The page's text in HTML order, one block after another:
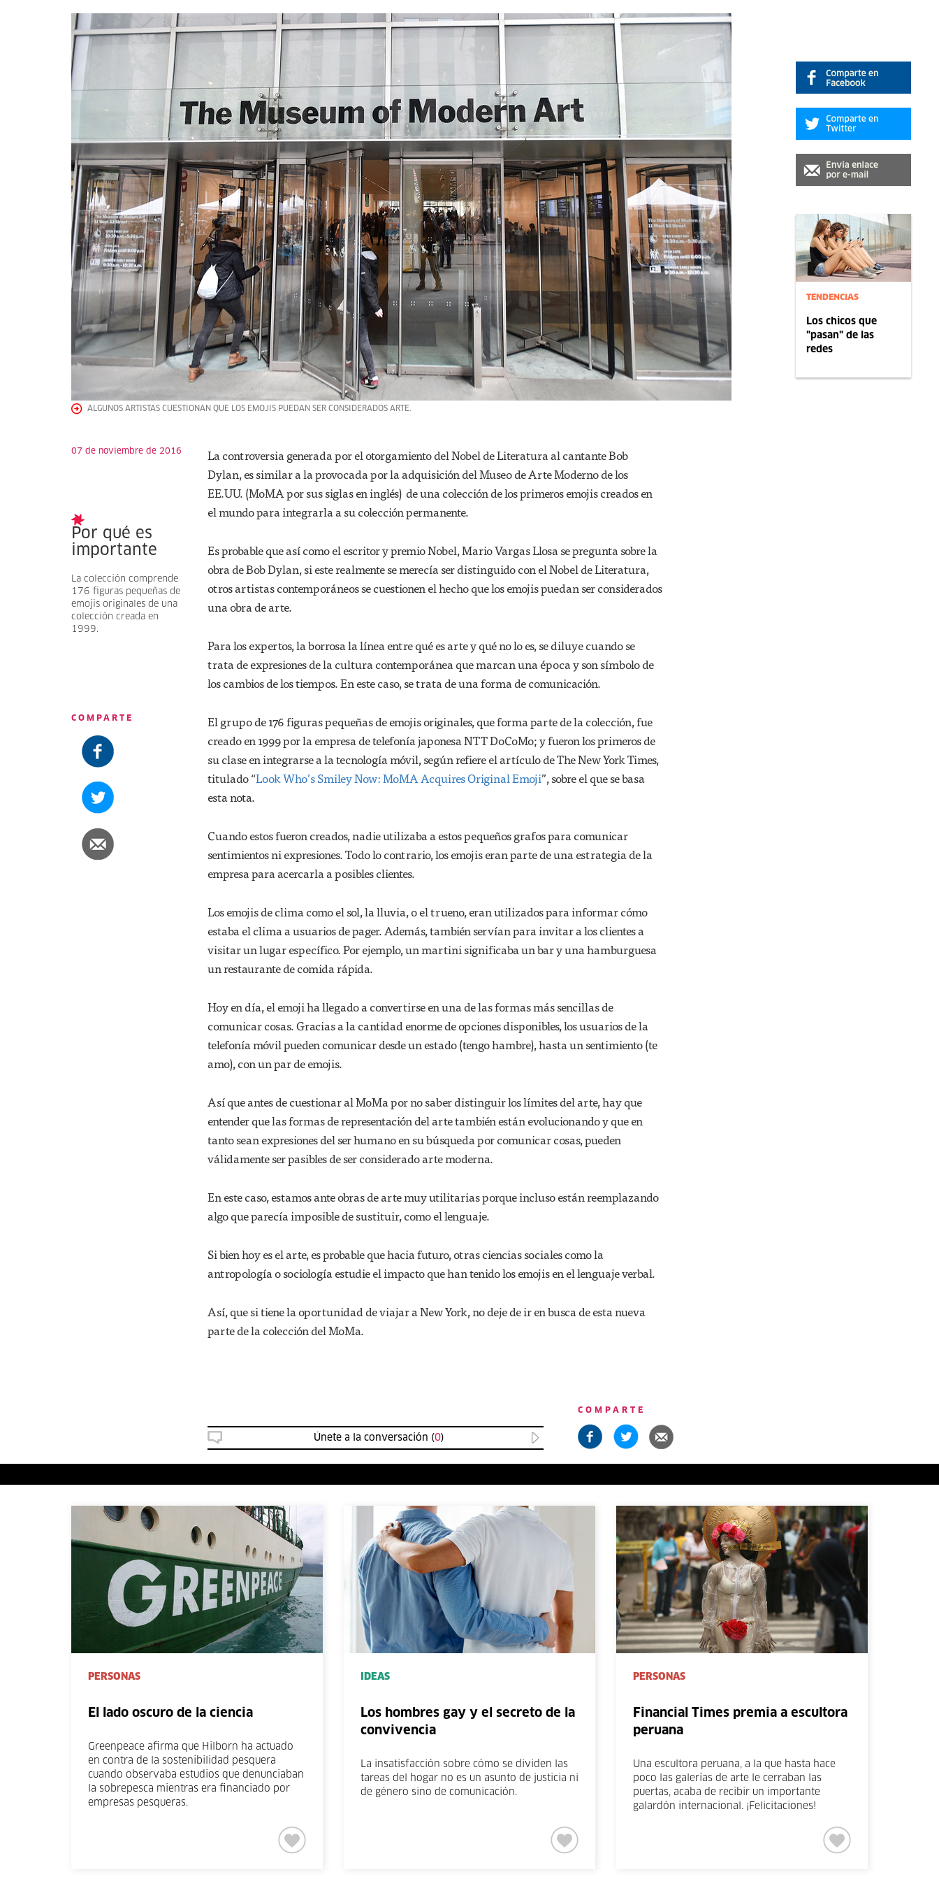
TENDENCIAS
Los chicos que
"pasan" de las
redes
ALGUNOS ARTISTAS CUESTIONAN QUE LOS EMOJIS PUEDAN SER CONSIDERADOS ARTE.
07 de noviembre de 2016
Por qué es
importante
La colección comprende
176 figuras pequeñas de
emojis originales de una
colección creada en
1999.
COMPARTE
La controversia generada por el otorgamiento del Nobel de Literatura al cantante Bob
Dylan, es similar a la provocada por la adquisición del Museo de Arte Moderno de los
EE.UU. (MoMA por sus siglas en inglés) de una colección de los primeros emojis creados en
el mundo para integrarla a su colección permanente.
Es probable que así como el escritor y premio Nobel, Mario Vargas Llosa se pregunta sobre la
obra de Bob Dylan, si este realmente se merecía ser distinguido con el Nobel de Literatura,
otros artistas contemporáneos se cuestionen el hecho que los emojis puedan ser considerados
una obra de arte.
Para los expertos, la borrosa la línea entre qué es arte y qué no lo es, se diluye cuando se
trata de expresiones de la cultura contemporánea que marcan una época y son símbolo de
los cambios de los tiempos. En este caso, se trata de una forma de comunicación.
El grupo de 176 figuras pequeñas de emojis originales, que forma parte de la colección, fue
creado en 1999 por la empresa de telefonía japonesa NTT DoCoMo; y fueron los primeros de
su clase en integrarse a la tecnología móvil, según refiere el artículo de The New York Times,
titulado “Look Who’s Smiley Now: MoMA Acquires Original Emoji”, sobre el que se basa
esta nota.
Cuando estos fueron creados, nadie utilizaba a estos pequeños grafos para comunicar
sentimientos ni expresiones. Todo lo contrario, los emojis eran parte de una estrategia de la
empresa para acercarla a posibles clientes.
Los emojis de clima como el sol, la lluvia, o el trueno, eran utilizados para informar cómo
estaba el clima a usuarios de pager. Además, también servían para invitar a los clientes a
visitar un lugar específico. Por ejemplo, un martini significaba un bar y una hamburguesa
un restaurante de comida rápida.
Hoy en día, el emoji ha llegado a convertirse en una de las formas más sencillas de
comunicar cosas. Gracias a la cantidad enorme de opciones disponibles, los usuarios de la
telefonía móvil pueden comunicar desde un estado (tengo hambre), hasta un sentimiento (te
amo), con un par de emojis.
Así que antes de cuestionar al MoMa por no saber distinguir los límites del arte, hay que
entender que las formas de representación del arte también están evolucionando y que en
tanto sean expresiones del ser humano en su búsqueda por comunicar cosas, pueden
válidamente ser pasibles de ser considerado arte moderna.
En este caso, estamos ante obras de arte muy utilitarias porque incluso están reemplazando
algo que parecía imposible de sustituir, como el lenguaje.
Si bien hoy es el arte, es probable que hacia futuro, otras ciencias sociales como la
antropología o sociología estudie el impacto que han tenido los emojis en el lenguaje verbal.
Así, que si tiene la oportunidad de viajar a New York, no deje de ir en busca de esta nueva
parte de la colección del MoMa.
Únete a la conversación (0)
COMPARTE
PERSONAS
El lado oscuro de la ciencia
Greenpeace afirma que Hilborn ha actuado
en contra de la sostenibilidad pesquera
cuando observaba estudios que denunciaban
la sobrepesca mientras era financiado por
empresas pesqueras.
IDEAS
Los hombres gay y el secreto de la
convivencia
La insatisfacción sobre cómo se dividen las
tareas del hogar no es un asunto de justicia ni
de género sino de comunicación.
PERSONAS
Financial Times premia a escultora
peruana
Una escultora peruana, a la que hasta hace
poco las galerías de arte le cerraban las
puertas, acaba de recibir un importante
galardón internacional. ¡Felicitaciones!